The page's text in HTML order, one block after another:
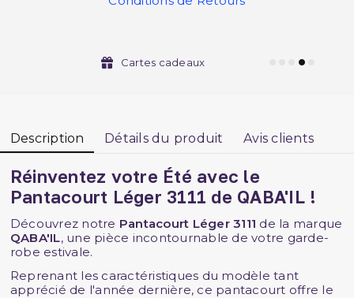
Cartes cadeaux
Description Détails du produit Avis clients
Réinventez votre Été avec le
Pantacourt Léger 3111 de QABA'IL !
Découvrez notre Pantacourt Léger 3111 de la marque
QABA'IL, une pièce incontournable de votre garde-
robe estivale.
Reprenant les caractéristiques du modèle tant
apprécié de l'année dernière, ce pantacourt offre le